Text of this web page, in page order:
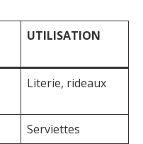
UTILISATION
Literie, rideaux
Serviettes